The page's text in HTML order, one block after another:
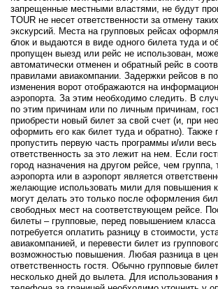
запрещенные местными властями, не будут
TOUR не несет ответственности за отмену
экскурсий. Места на групповых рейсах
блок и выдаются в виде одного билетa туда и
пропущен выезд или рейс не использован,
автоматически отменен и обратный рейс в
правилами авиакомпании. Задержки рейсов в
изменения ворот отображаются на
аэропорта. За этим необходимо следить. В
по этим причинам или по личным причинам,
приобрести новый билет за свой счет (и, при
оформить его как билет туда и обратно). Также
пропустить первую часть программы и/или
ответственность за это лежит на нем. Если
город назначения на другом рейсе, чем группа,
аэропорта или в аэропорт является
желающие использовать мили для повышения
могут делать это только после оформления
свободных мест на соответствующем рейсе.
билеты – групповые, перед повышением
потребуется оплатить разницу в стоимости,
авиакомпанией, и перевести билет из
возможностью повышения. Любая разница в
ответственность гостя. Обычно групповые
несколько дней до вылета. Для использования